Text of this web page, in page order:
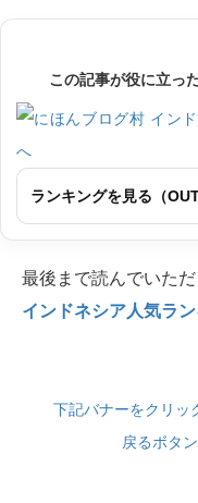
この記事が役に立っ
ランキングを見る（OUT
最後まで読んでいた
インドネシア人気ラ
下記バナーをクリッ
戻るボタ